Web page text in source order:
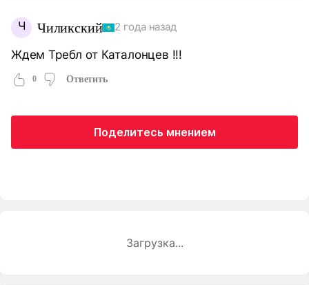
Ч Чиликский 2 года назад
Ждем Требл от Каталонцев !!!
0 Ответить
Поделитесь мнением
Загрузка...